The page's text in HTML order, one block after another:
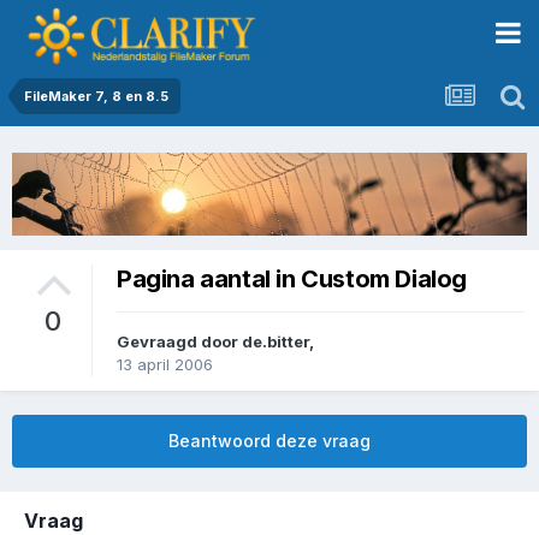
FileMaker 7, 8 en 8.5
0
Pagina aantal in Custom Dialog
Gevraagd door de.bitter,
13 april 2006
Beantwoord deze vraag
Vraag